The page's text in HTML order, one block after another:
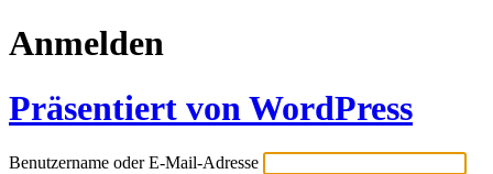
Anmelden
Präsentiert von WordPress
Benutzername oder E-Mail-Adresse